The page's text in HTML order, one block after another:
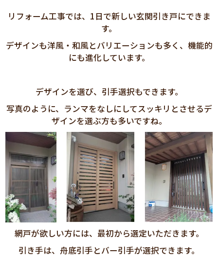
リフォーム工事では、 1 日で新しい玄関引き戸にできま
す。
デザインも洋風・和風とバリエーションも多く、機能的
にも進化しています。
デザインを選び、引手選択もできます。
写真のように、ランマをなしにしてスッキリとさせるデ
ザインを選ぶ方も多いですね。
網戸が欲しい方には、最初から選定いただきます。
引き手は、舟底引手とバー引手が選択できます。